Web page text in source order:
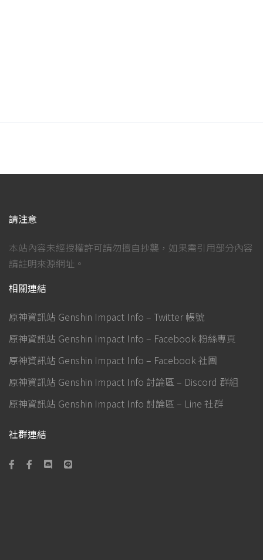
請注意
本站內容未經授權許可請勿擅自抄襲，如果需引用部分內容
請註明來源網址。
相關連結
原神資訊站 Genshin Impact Info – Twitter 帳號
原神資訊站 Genshin Impact Info – Facebook 粉絲專頁
原神資訊站 Genshin Impact Info – Facebook 社團
原神資訊站 Genshin Impact Info 討論區 – Discord 群組
原神資訊站 Genshin Impact Info 討論區 – Line 社群
社群連結